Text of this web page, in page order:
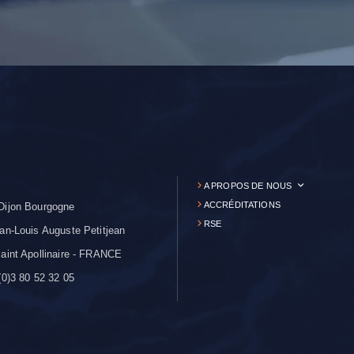
Bourgogne
Louis Auguste Petitjean
Apollinaire - FRANCE
80 52 32 05
A PROPOS DE NOUS
ACCRÉDITATIONS
RSE